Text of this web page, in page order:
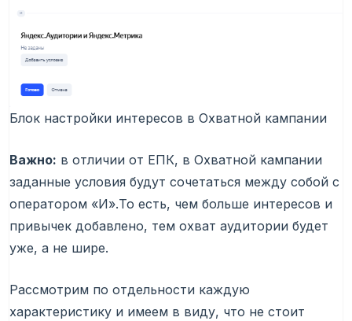
Блок настройки интересов в Охватной кампании
Важно: в отличии от ЕПК, в Охватной кампании
заданные условия будут сочетаться между собой с
оператором «И».То есть, чем больше интересов и
привычек добавлено, тем охват аудитории будет
уже, а не шире.
Рассмотрим по отдельности каждую
характеристику и имеем в виду, что не стоит